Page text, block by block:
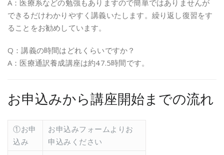
A：医療系などの勉強もありますので簡単ではありませんが
できるだけわかりやすく講義いたします。繰り返し復習をす
ることをお勧めしています。
Q：講義の時間はどれくらいですか？
A：医療通訳養成講座は約47.5時間です。
お申込みから講座開始までの流れ
①お申
込み
お申込みフォームよりお
申込みください